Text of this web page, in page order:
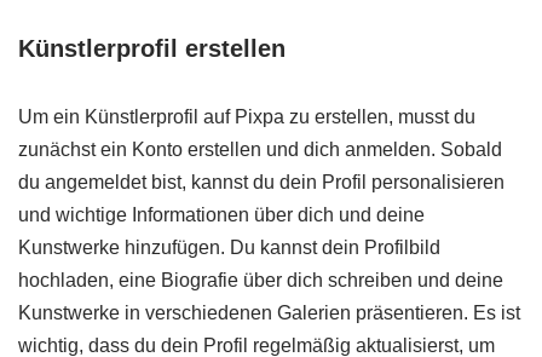
Künstlerprofil erstellen
Um ein Künstlerprofil auf Pixpa zu erstellen, musst du
zunächst ein Konto erstellen und dich anmelden. Sobald
du angemeldet bist, kannst du dein Profil personalisieren
und wichtige Informationen über dich und deine
Kunstwerke hinzufügen. Du kannst dein Profilbild
hochladen, eine Biografie über dich schreiben und deine
Kunstwerke in verschiedenen Galerien präsentieren. Es ist
wichtig, dass du dein Profil regelmäßig aktualisierst, um